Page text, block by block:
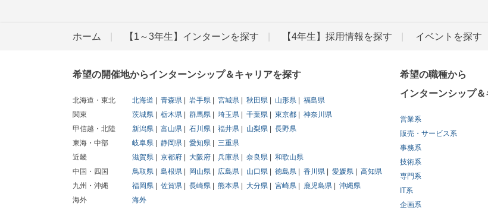
ホーム 【1～3年生】インターンを探す 【4年生】採用情報を探す イベントを探す
希望の開催地からインターンシップ＆キャリアを探す
北海道・東北 北海道 青森県 岩手県 宮城県 秋田県 山形県
福島県
関東
茨城県 栃木県 群馬県 埼玉県 千葉県 東京都
神奈川県
甲信越・北陸
新潟県 富山県 石川県 福井県 山梨県
長野県
東海・中部
岐阜県 静岡県 愛知県
三重県
近畿
滋賀県 京都府 大阪府 兵庫県 奈良県
和歌山県
中国・四国
鳥取県 島根県 岡山県 広島県 山口県 徳島県 香川県 愛媛県
高知県
九州・沖縄
福岡県 佐賀県 長崎県 熊本県 大分県 宮崎県 鹿児島県
沖縄県
海外
海外
希望の職種から
インターンシップ
営業系
販売・サービス系
事務系
技術系
専門系
IT系
企画系